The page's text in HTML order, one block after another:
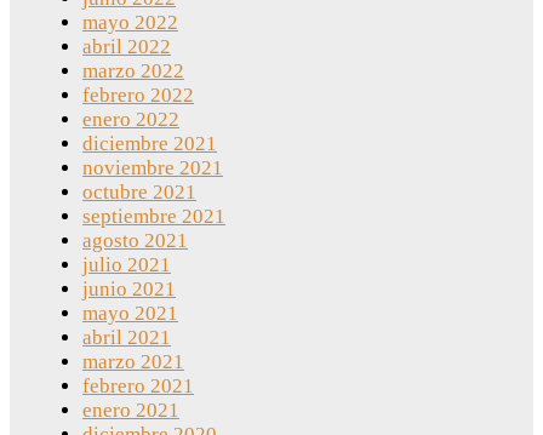
mayo 2022
abril 2022
marzo 2022
febrero 2022
enero 2022
diciembre 2021
noviembre 2021
octubre 2021
septiembre 2021
agosto 2021
julio 2021
junio 2021
mayo 2021
abril 2021
marzo 2021
febrero 2021
enero 2021